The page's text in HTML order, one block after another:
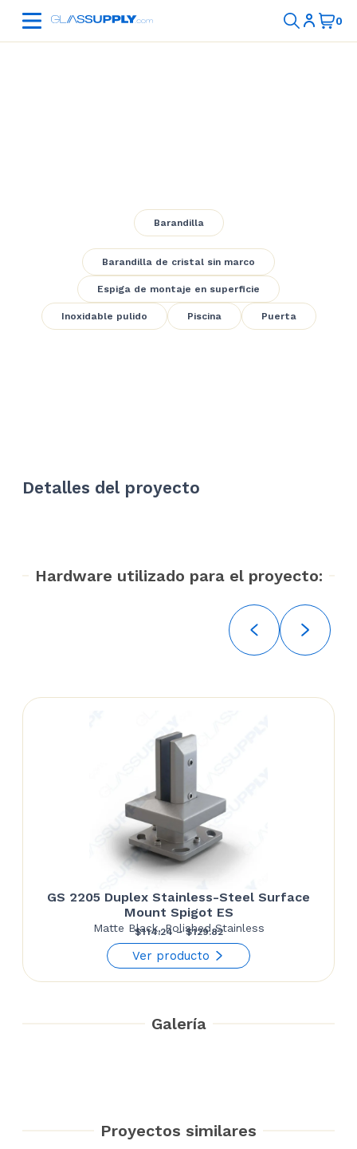
Barandilla
Barandilla de cristal sin marco
Espiga de montaje en superficie
Inoxidable pulido Piscina Puerta
Detalles del proyecto
Hardware utilizado para el proyecto:
GS 2205 Duplex Stainless-Steel Surface
Mount Spigot ES
Matte Black, Polished Stainless
$114.24 – $129.82Price
range:
Ver producto
Galería
Proyectos similares